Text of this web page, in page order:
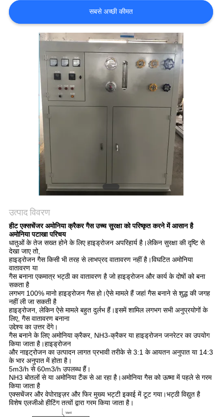
मामले
साइटमैप
गोपनीयता
सबसे अच्छी कीमत
उत्पाद विवरण
हीट एक्सचेंजर अमोनिया क्रैकर गैस उच्च सुरक्षा को परिष्कृत करने में आसान है
अमोनिया पटाखा परिचय
धातुओं के तेज सख्त होने के लिए हाइड्रोजन अपरिहार्य है।लेकिन सुरक्षा की दृष्टि से
देखा जाए तो,
हाइड्रोजन गैस किसी भी तरह से लाभप्रद वातावरण नहीं है।विघटित अमोनिया
वातावरण या
गैस बनाना एकमात्र भट्ठी का वातावरण है जो हाइड्रोजन और कार्य के दोषों को बना
सकता है
लगभग 100% मानो हाइड्रोजन गैस हो।ऐसे मामले हैं जहां गैस बनाने से शुद्ध की जगह
नहीं ली जा सकती है
हाइड्रोजन, लेकिन ऐसे मामले बहुत दुर्लभ हैं।इसमें शामिल लगभग सभी अनुप्रयोगों के
लिए, गैस वातावरण बनाना
उद्देश्य का उत्तर देंगे।
गैस बनाने के लिए अमोनिया क्रैकर, NH3-क्रैकर या हाइड्रोजन जनरेटर का उपयोग
किया जाता है।हाइड्रोजन
और नाइट्रोजन का उत्पादन लागत प्रभावी तरीके से 3:1 के आयतन अनुपात या 14:3
के भार अनुपात में होता है।
5m3/h से 60m3/h उपलब्ध हैं।
NH3 बोतलों से या अमोनिया टैंक से आ रहा है।अमोनिया गैस को ऊष्मा में पहले से गरम
किया जाता है
एक्सचेंजर और वेपोराइज़र और फिर मुख्य भट्टी इकाई में टूट गया।भट्ठी विद्युत है
विशेष एलजीओ हीटिंग तत्वों द्वारा गरम किया जाता है।